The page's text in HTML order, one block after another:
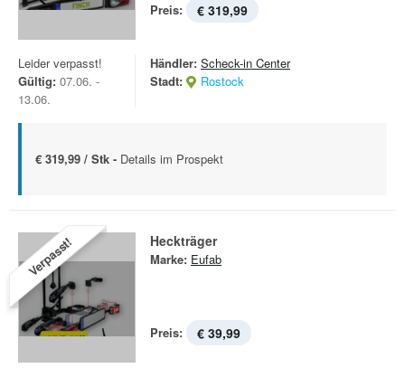
Preis: € 319,99
Leider verpasst!
Gültig: 07.06. -
13.06.
Händler: Scheck-in Center
Stadt:
Rostock
€ 319,99 / Stk - Details im Prospekt
Verpasst! Heckträger
Marke: Eufab
Preis: € 39,99